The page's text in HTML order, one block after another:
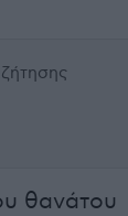
θανάτου